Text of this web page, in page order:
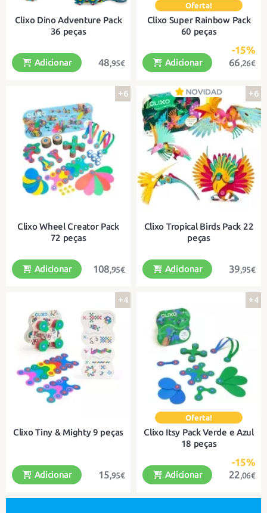
Clixo Dino Adventure Pack
36 peças
48,95€
Adicionar
Clique e construa tudo o que possa
imaginar!
Clixo Super Rainbow Pack
60 peças
-15%
66,26€
Adicionar
Clique e construa tudo o que possa
imaginar!
Clixo Wheel Creator Pack
72 peças
108,95€
Adicionar
Clique e construa tudo o que possa
imaginar!
+6
Clixo Tropical Birds Pack 22
peças
39,95€
Adicionar
Clique e construa tudo o que possa
imaginar!
+6
Clixo Tiny & Mighty 9 peças
15,95€
Adicionar
+4
Clixo Itsy Pack Verde e Azul
18 peças
-15%
22,06€
Adicionar
+4